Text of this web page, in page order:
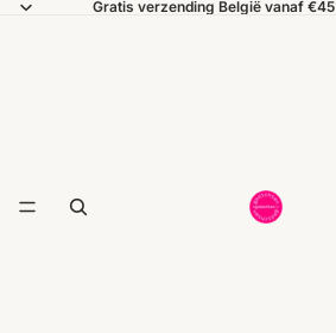
Gratis verzending België vanaf €45